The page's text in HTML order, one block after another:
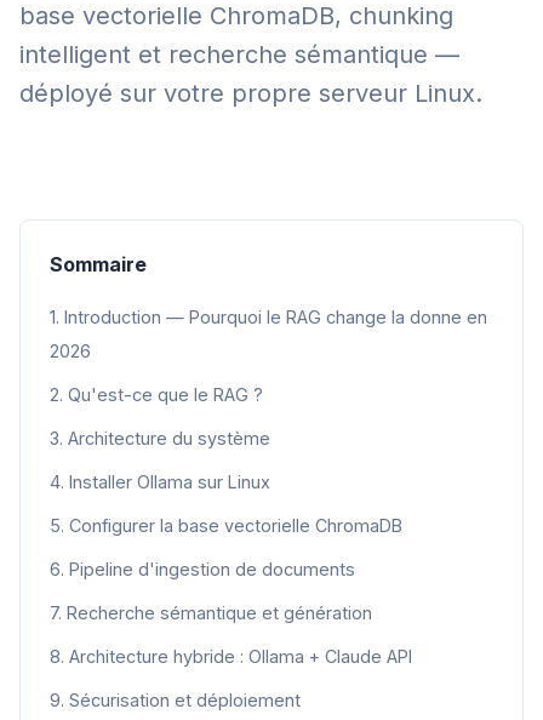
base vectorielle ChromaDB, chunking
intelligent et recherche sémantique —
déployé sur votre propre serveur Linux.
Sommaire
1. Introduction — Pourquoi le RAG change la donne en
2026
2. Qu'est-ce que le RAG ?
3. Architecture du système
4. Installer Ollama sur Linux
5. Configurer la base vectorielle ChromaDB
6. Pipeline d'ingestion de documents
7. Recherche sémantique et génération
8. Architecture hybride : Ollama + Claude API
9. Sécurisation et déploiement